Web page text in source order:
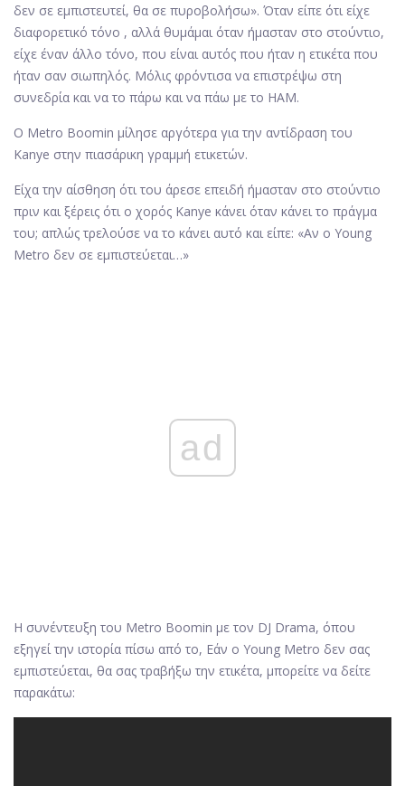
δεν σε εμπιστευτεί, θα σε πυροβολήσω». Όταν είπε ότι είχε
διαφορετικό τόνο , αλλά θυμάμαι όταν ήμασταν στο στούντιο,
είχε έναν άλλο τόνο, που είναι αυτός που ήταν η ετικέτα που
ήταν σαν σιωπηλός. Μόλις φρόντισα να επιστρέψω στη
συνεδρία και να το πάρω και να πάω με το HAM.
Ο Metro Boomin μίλησε αργότερα για την αντίδραση του
Kanye στην πιασάρικη γραμμή ετικετών.
Είχα την αίσθηση ότι του άρεσε επειδή ήμασταν στο στούντιο
πριν και ξέρεις ότι ο χορός Kanye κάνει όταν κάνει το πράγμα
του; απλώς τρελούσε να το κάνει αυτό και είπε: «Αν ο Young
Metro δεν σε εμπιστεύεται…»
ad
Η συνέντευξη του Metro Boomin με τον DJ Drama, όπου
εξηγεί την ιστορία πίσω από το, Εάν ο Young Metro δεν σας
εμπιστεύεται, θα σας τραβήξω την ετικέτα, μπορείτε να δείτε
παρακάτω: